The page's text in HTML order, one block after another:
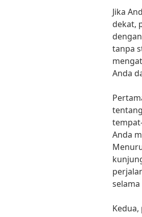
Jika
dekat,
tanpa
Anda
Anda